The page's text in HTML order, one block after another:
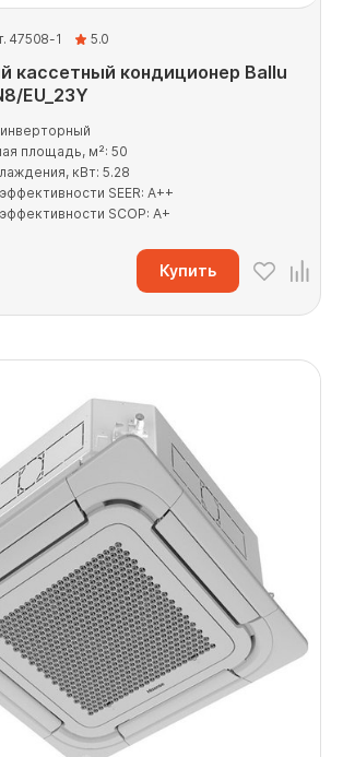
47508-1 5.0
кассетный кондиционер Ballu
EU_23Y
площадь, м²: 50
кВт: 5.28
SEER: A++
SCOP: A+
Купить